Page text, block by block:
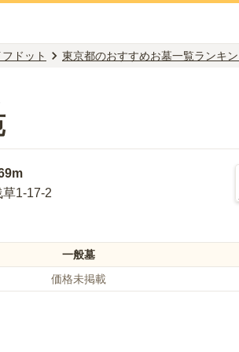
ドット 東京都のおすすめお墓一覧ランキン
1-17-2
一般墓
価格未掲載